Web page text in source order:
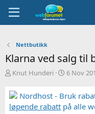
Nettbutikk
Klarna ved salg til
T
å
d
s
Knut Hunderi
S
r
t
6 Nov
Nordhost - Bruk
løpende rabatt på alle